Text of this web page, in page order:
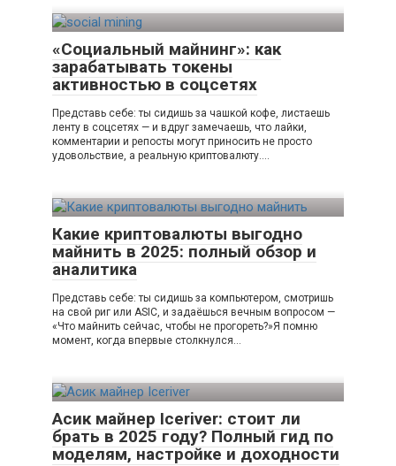
«Социальный майнинг»: как
зарабатывать токены
активностью в соцсетях
Представь себе: ты сидишь за чашкой кофе, листаешь
ленту в соцсетях — и вдруг замечаешь, что лайки,
комментарии и репосты могут приносить не просто
удовольствие, а реальную криптовалюту….
Какие криптовалюты выгодно
майнить в 2025: полный обзор и
аналитика
Представь себе: ты сидишь за компьютером, смотришь
на свой риг или ASIC, и задаёшься вечным вопросом —
«Что майнить сейчас, чтобы не прогореть?»Я помню
момент, когда впервые столкнулся…
Асик майнер Iceriver: стоит ли
брать в 2025 году? Полный гид по
моделям, настройке и доходности